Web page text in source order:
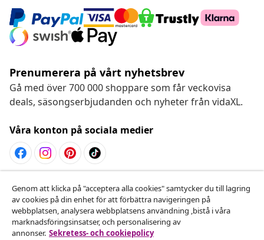
Prenumerera på vårt nyhetsbrev
Gå med över 700 000 shoppare som får veckovisa
deals, säsongserbjudanden och nyheter från vidaXL.
Våra konton på sociala medier
Avbryta avtalet
Skicka in en begäran om uttag för din beställning.
Avbryta avtalet
Genom att klicka på "acceptera alla cookies" samtycker du till lagring
av cookies på din enhet för att förbättra navigeringen på
webbplatsen, analysera webbplatsens användning ,bistå i våra
marknadsföringsinsatser, och personalisering av
annonser. Sekretess- och cookiepolicy